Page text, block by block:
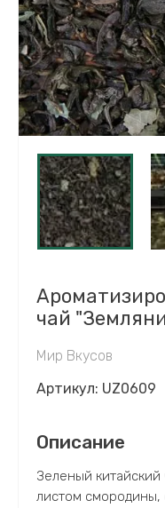
чай
Мир Вкусов
Артикул: UZ0609
Описание
Зеленый китайский
листом смородины,